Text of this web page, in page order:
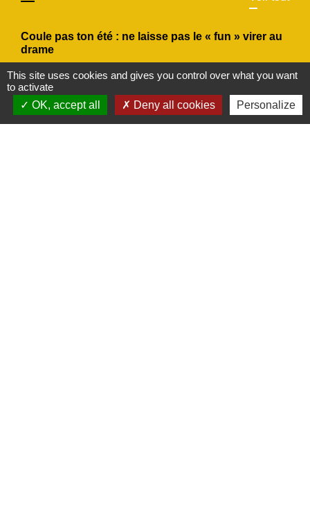
Coule pas ton été : ne laisse pas le « fun » virer au
drame
Avec le retour des chaleurs estivales, VNF
(Voies navigables de France) alerte sur les
risques liés à la baignade sauvage.
chevron_left Previous
chevron_rightNext
This site uses cookies and gives you control over what you want
to activate
OK, accept all
Deny all cookies Personalize